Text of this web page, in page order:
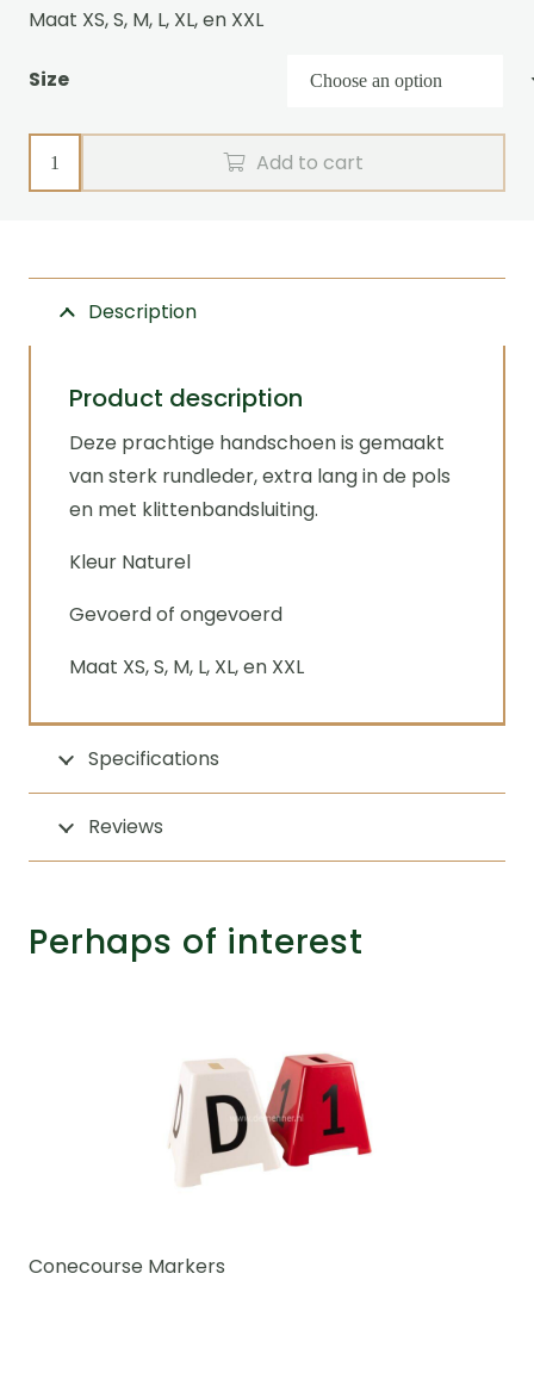
Maat XS, S, M, L, XL, en XXL
Size
Driving
gloves
Add to cart
Description
Product description
Deze prachtige handschoen is gemaakt
van sterk rundleder, extra lang in de pols
en met klittenbandsluiting.
Kleur Naturel
Gevoerd of ongevoerd
Maat XS, S, M, L, XL, en XXL
Specifications
Reviews
Perhaps of interest
Conecourse Markers